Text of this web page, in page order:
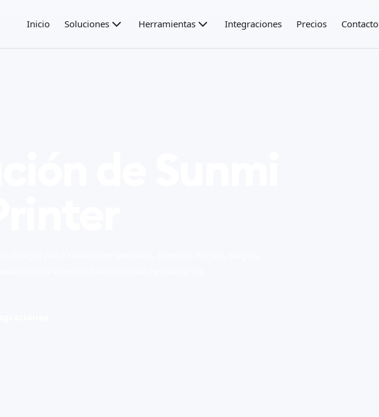
Inicio Soluciones Herramientas Integraciones Precios Contacto